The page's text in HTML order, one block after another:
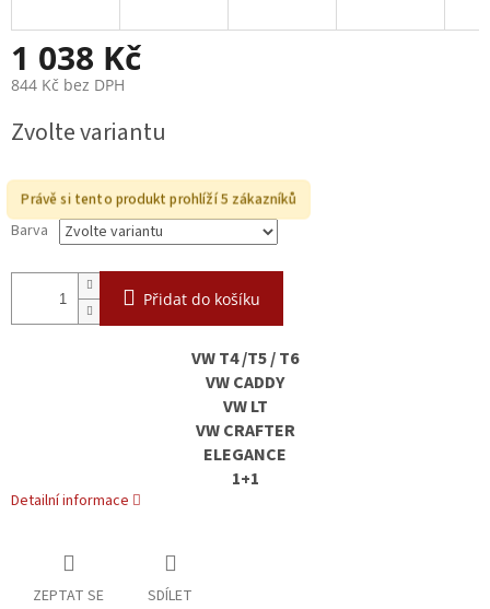
1 038 Kč
844 Kč bez DPH
cena:
Zvolte variantu
Právě si tento produkt prohlíží 5 zákazníků
Barva
Přidat do košíku
VW T4 /T5 / T6
VW CADDY
VW LT
VW CRAFTER
ELEGANCE
1+1
Detailní informace
ZEPTAT SE SDÍLET